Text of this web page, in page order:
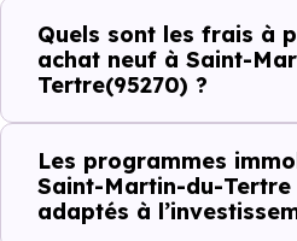
prix à connaître pour un
du-Tertre (95270) :
Prix
minimum
Quels sont les frais à
achat neuf à Saint-
Tertre(95270) ?
Les programmes
Saint-Martin-du-Tertre
adaptés à